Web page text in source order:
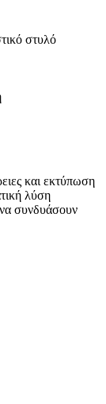
στυλό
και εκτύπωση
λύση
να συνδυάσουν